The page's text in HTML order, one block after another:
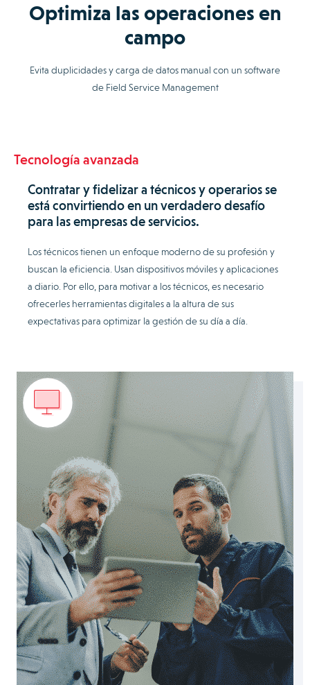
Optimiza las operaciones en
campo
Evita duplicidades y carga de datos manual con un software
de Field Service Management
Tecnología avanzada
Contratar y fidelizar a técnicos y operarios se
está convirtiendo en un verdadero desafío
para las empresas de servicios.
Los técnicos tienen un enfoque moderno de su profesión y
buscan la eficiencia. Usan dispositivos móviles y aplicaciones
a diario. Por ello, para motivar a los técnicos, es necesario
ofrecerles herramientas digitales a la altura de sus
expectativas para optimizar la gestión de su día a día.